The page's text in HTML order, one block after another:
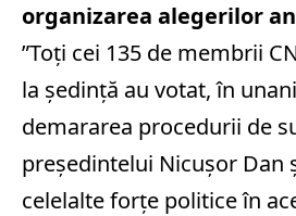
organizarea alegerilor
”Toţi cei 135 de membrii
la şedinţă au votat, în
demararea procedurii de
preşedintelui Nicuşor Dan
celelalte forţe politice în